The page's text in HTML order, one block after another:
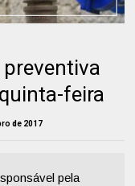
feira
de 2017
pela